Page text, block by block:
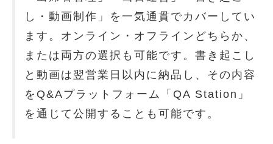
し・動画制作」を一気通貫でカバーしてい
ます。オンライン・オフラインどちらか、
または両方の選択も可能です。書き起こし
と動画は翌営業日以内に納品し、その内容
をQ&Aプラットフォーム「QA Station」
を通じて公開することも可能です。